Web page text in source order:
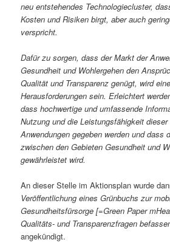
neu entstehendes Technologiecluster,
Kosten und Risiken birgt, aber auch
verspricht.
Dafür zu sorgen, dass der Markt der
Gesundheit und Wohlergehen den
Qualität und Transparenz genügt, wird
Herausforderungen sein. Erleichtert
dass hochwertige und umfassende
Nutzung und die Leistungsfähigkeit dieser
Anwendungen gegeben werden und dass
zwischen den Gebieten Gesundheit und
gewährleistet wird.
An dieser Stelle im Aktionsplan wurde
Veröffentlichung eines Grünbuchs zur
Gesundheitsfürsorge [=Green Paper
Qualitäts- und Transparenzfragen
angekündigt.